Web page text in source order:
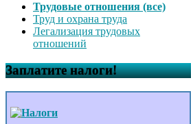
Трудовые отношения (все)
Труд и охрана труда
Легализация трудовых
отношений
Заплатите налоги!